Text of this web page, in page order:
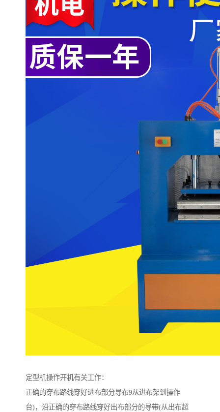
定型机操作开机有关工作：
正确的穿布路线穿好进布部分导布9从进布架到操作
台)，沿正确的穿布路线穿好出布部分的导带(从出布超